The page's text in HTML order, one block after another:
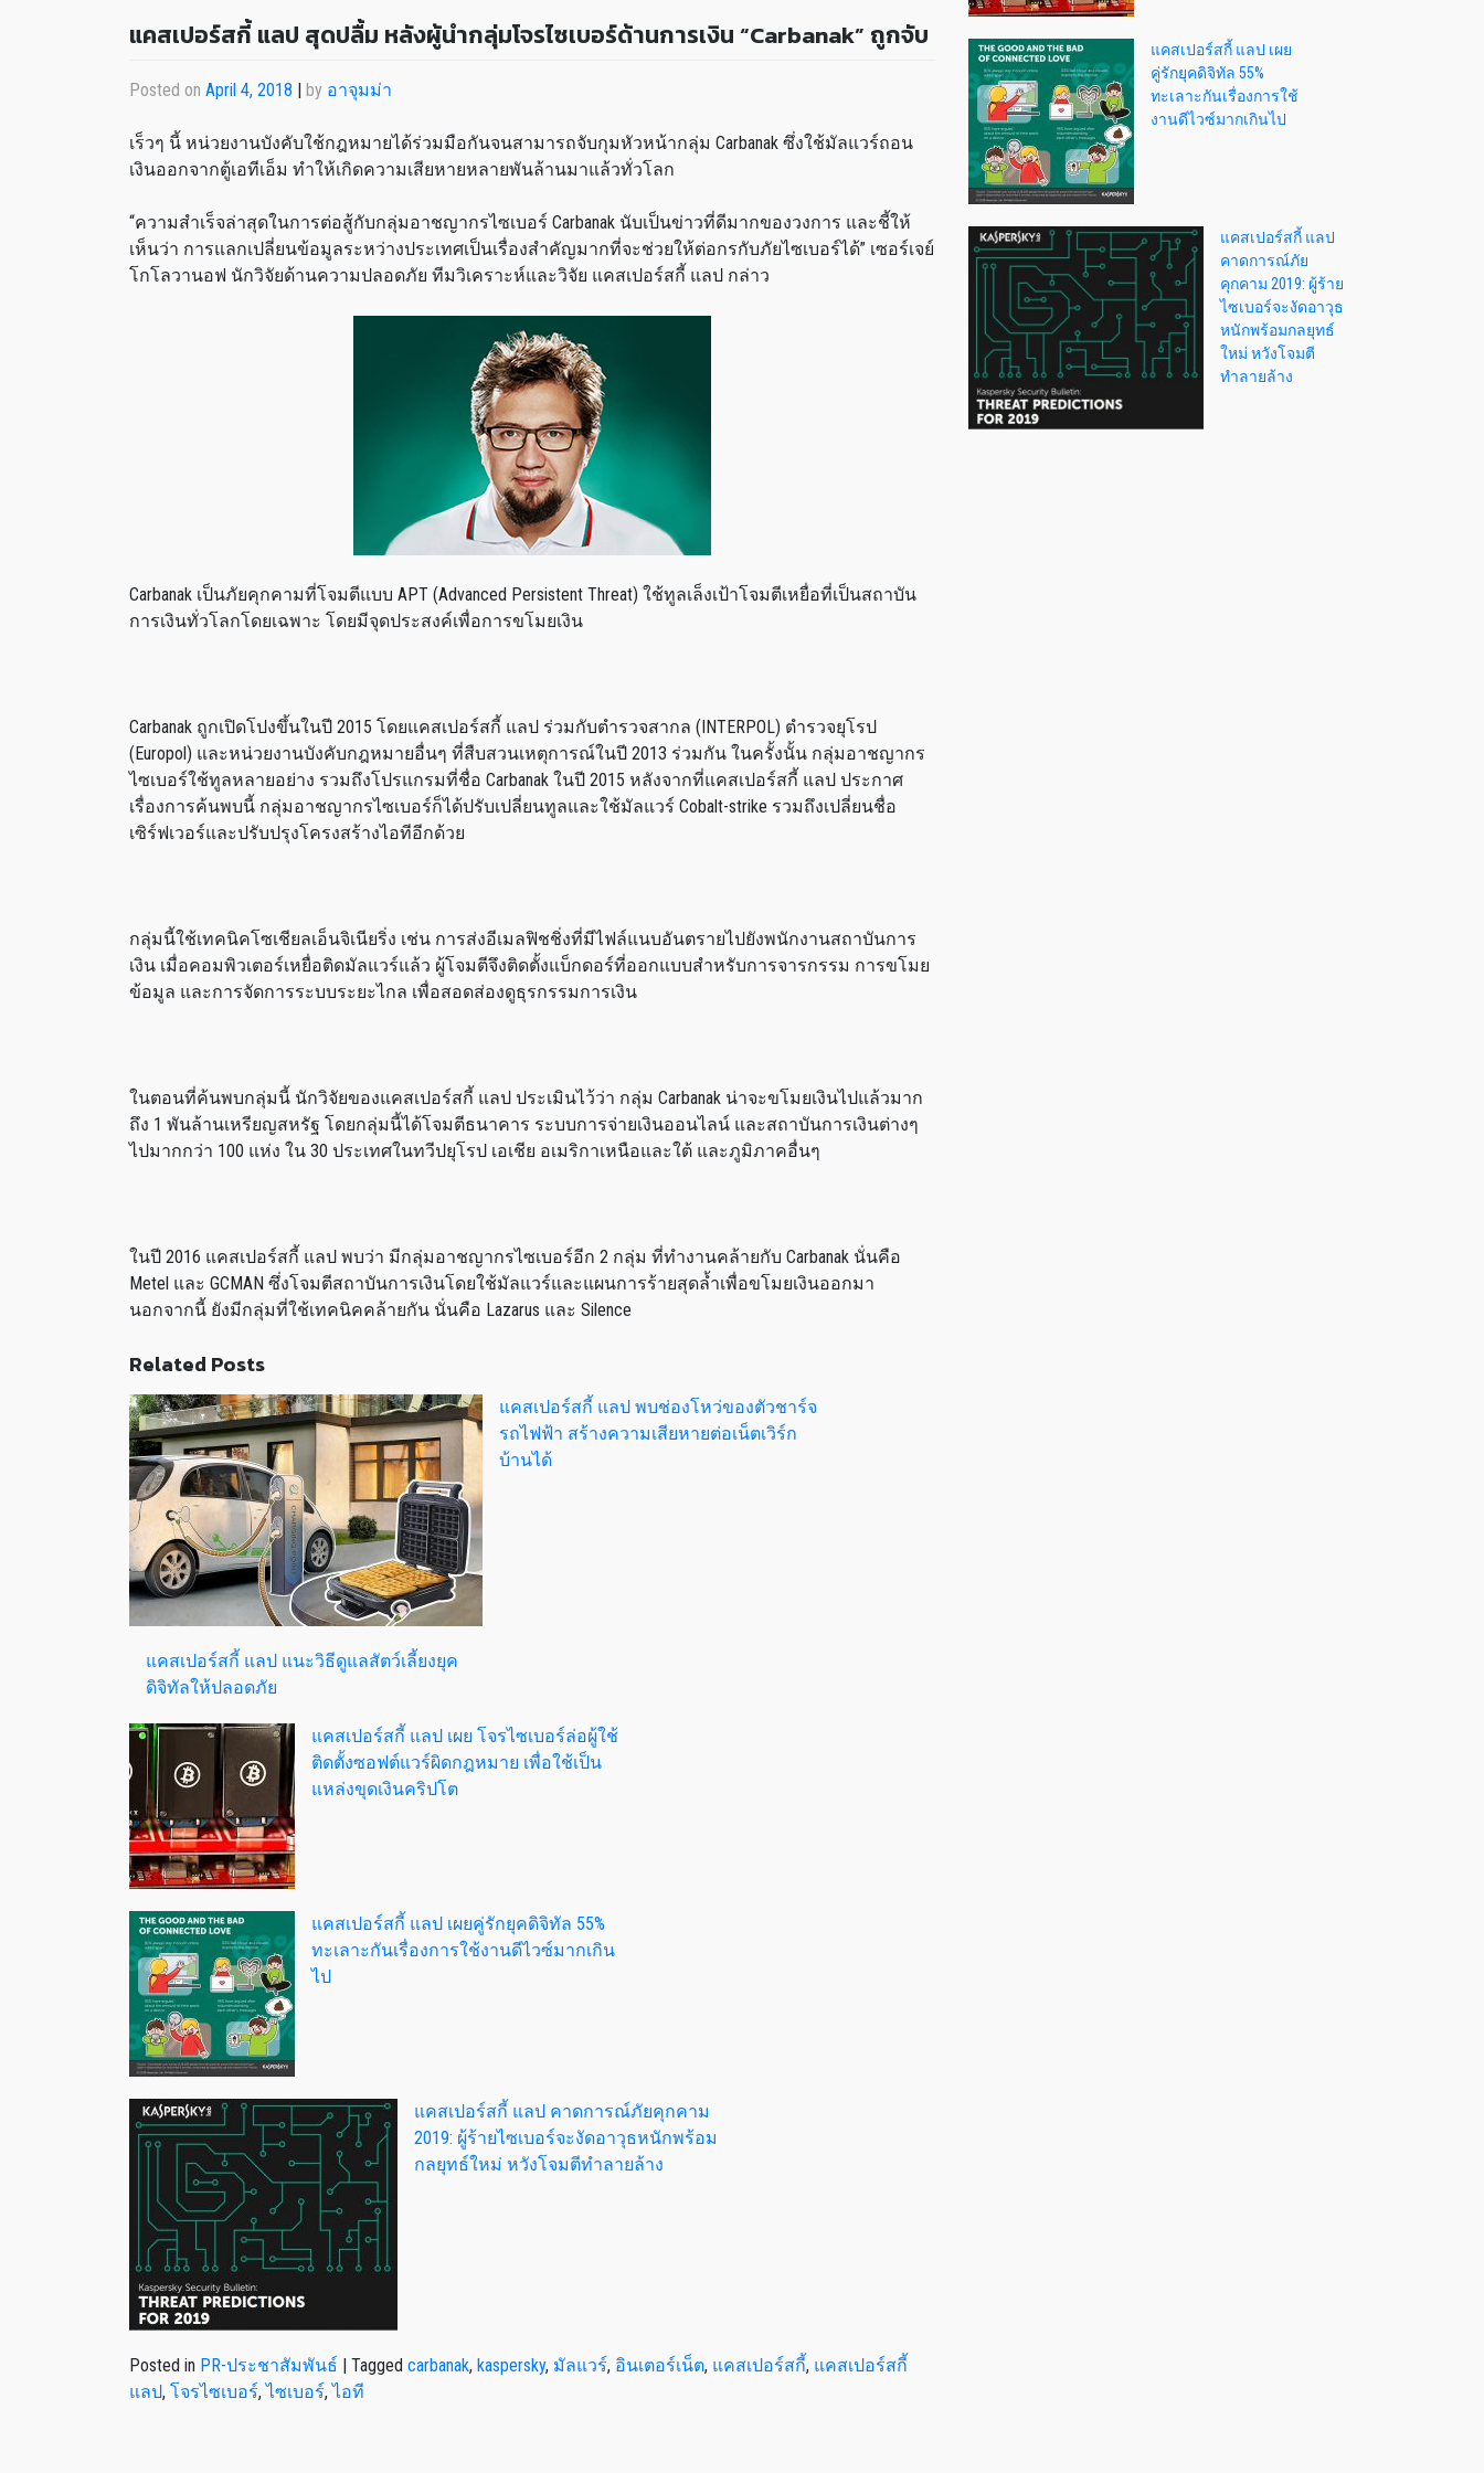
แคสเปอร์สกี้ แลป สุดปลื้ม หลังผู้นำกลุ่มโจรไซเบอร์ด้านการเงิน “Carbanak” ถูกจับ
Posted on April 4, 2018 by อาจุมม่า
เร็วๆ นี้ หน่วยงานบังคับใช้กฎหมายได้ร่วมมือกันจนสามารถจับกุมหัวหน้ากลุ่ม Carbanak ซึ่งใช้มัลแวร์ถอน
เงินออกจากตู้เอทีเอ็ม ทำให้เกิดความเสียหายหลายพันล้านมาแล้วทั่วโลก
“ความสำเร็จล่าสุดในการต่อสู้กับกลุ่มอาชญากรไซเบอร์ Carbanak นับเป็นข่าวที่ดีมากของวงการ และชี้ให้
เห็นว่า การแลกเปลี่ยนข้อมูลระหว่างประเทศเป็นเรื่องสำคัญมากที่จะช่วยให้ต่อกรกับภัยไซเบอร์ได้” เซอร์เจย์
โกโลวานอฟ นักวิจัยด้านความปลอดภัย ทีมวิเคราะห์และวิจัย แคสเปอร์สกี้ แลป กล่าว
Carbanak เป็นภัยคุกคามที่โจมตีแบบ APT (Advanced Persistent Threat) ใช้ทูลเล็งเป้าโจมตีเหยื่อที่เป็นสถาบัน
การเงินทั่วโลกโดยเฉพาะ โดยมีจุดประสงค์เพื่อการขโมยเงิน
Carbanak ถูกเปิดโปงขึ้นในปี 2015 โดยแคสเปอร์สกี้ แลป ร่วมกับตำรวจสากล (INTERPOL) ตำรวจยุโรป
(Europol) และหน่วยงานบังคับกฎหมายอื่นๆ ที่สืบสวนเหตุการณ์ในปี 2013 ร่วมกัน ในครั้งนั้น กลุ่มอาชญากร
ไซเบอร์ใช้ทูลหลายอย่าง รวมถึงโปรแกรมที่ชื่อ Carbanak ในปี 2015 หลังจากที่แคสเปอร์สกี้ แลป ประกาศ
เรื่องการค้นพบนี้ กลุ่มอาชญากรไซเบอร์ก็ได้ปรับเปลี่ยนทูลและใช้มัลแวร์ Cobalt-strike รวมถึงเปลี่ยนชื่อ
เซิร์ฟเวอร์และปรับปรุงโครงสร้างไอทีอีกด้วย
กลุ่มนี้ใช้เทคนิคโซเชียลเอ็นจิเนียริ่ง เช่น การส่งอีเมลฟิชชิ่งที่มีไฟล์แนบอันตรายไปยังพนักงานสถาบันการ
เงิน เมื่อคอมพิวเตอร์เหยื่อติดมัลแวร์แล้ว ผู้โจมตีจึงติดตั้งแบ็กดอร์ที่ออกแบบสำหรับการจารกรรม การขโมย
ข้อมูล และการจัดการระบบระยะไกล เพื่อสอดส่องดูธุรกรรมการเงิน
ในตอนที่ค้นพบกลุ่มนี้ นักวิจัยของแคสเปอร์สกี้ แลป ประเมินไว้ว่า กลุ่ม Carbanak น่าจะขโมยเงินไปแล้วมาก
ถึง 1 พันล้านเหรียญสหรัฐ โดยกลุ่มนี้ได้โจมตีธนาคาร ระบบการจ่ายเงินออนไลน์ และสถาบันการเงินต่างๆ
ไปมากกว่า 100 แห่ง ใน 30 ประเทศในทวีปยุโรป เอเชีย อเมริกาเหนือและใต้ และภูมิภาคอื่นๆ
ในปี 2016 แคสเปอร์สกี้ แลป พบว่า มีกลุ่มอาชญากรไซเบอร์อีก 2 กลุ่ม ที่ทำงานคล้ายกับ Carbanak นั่นคือ
Metel และ GCMAN ซึ่งโจมตีสถาบันการเงินโดยใช้มัลแวร์และแผนการร้ายสุดล้ำเพื่อขโมยเงินออกมา
นอกจากนี้ ยังมีกลุ่มที่ใช้เทคนิคคล้ายกัน นั่นคือ Lazarus และ Silence
Related Posts
แคสเปอร์สกี้ แลป พบช่องโหว่ของตัวชาร์จ
รถไฟฟ้า สร้างความเสียหายต่อเน็ตเวิร์ก
บ้านได้
แคสเปอร์สกี้ แลป แนะวิธีดูแลสัตว์เลี้ยงยุค
ดิจิทัลให้ปลอดภัย
แคสเปอร์สกี้ แลป เผย โจรไซเบอร์ล่อผู้ใช้
ติดตั้งซอฟต์แวร์ผิดกฎหมาย เพื่อใช้เป็น
แหล่งขุดเงินคริปโต
แคสเปอร์สกี้ แลป เผยคู่รักยุคดิจิทัล 55%
ทะเลาะกันเรื่องการใช้งานดีไวซ์มากเกิน
ไป
แคสเปอร์สกี้ แลป คาดการณ์ภัยคุกคาม
2019: ผู้ร้ายไซเบอร์จะงัดอาวุธหนักพร้อม
กลยุทธ์ใหม่ หวังโจมตีทำลายล้าง
Posted in PR-ประชาสัมพันธ์ Tagged carbanak, kaspersky, มัลแวร์, อินเตอร์เน็ต, แคสเปอร์สกี้, แคสเปอร์สกี้
แลป, โจรไซเบอร์,ไซเบอร์,ไอที
แคสเปอร์สกี้ แลป เผย
คู่รักยุคดิจิทัล 55%
ทะเลาะกันเรื่องการใช้
งานดีไวซ์มากเกินไป
แคสเปอร์สกี้ แลป
คาดการณ์ภัย
คุกคาม 2019: ผู้ร้าย
ไซเบอร์จะงัดอาวุธ
หนักพร้อมกลยุทธ์
ใหม่ หวังโจมตี
ทำลายล้าง